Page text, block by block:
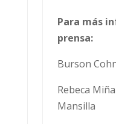
Para más
prensa:
Burson
Rebeca
Mansilla